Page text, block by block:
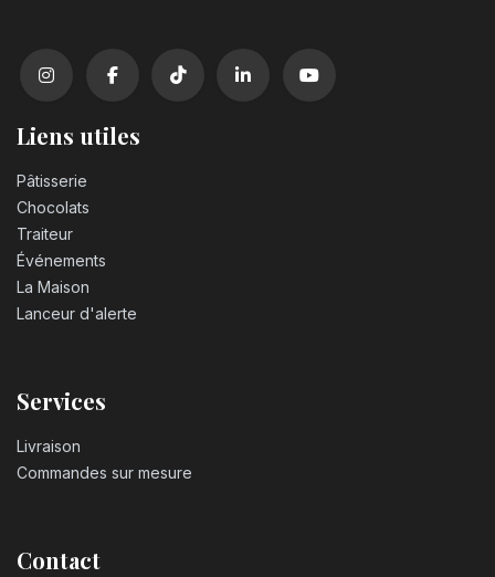
Liens utiles
Pâtisserie
Chocolats
Traiteur
Événements
La Maison
Lanceur d'alerte
Services
Livraison
Commandes sur mesure
Contact